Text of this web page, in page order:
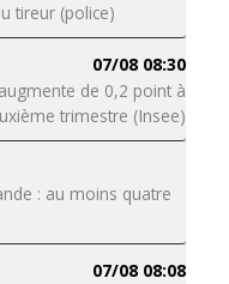
tireur (police)
07/08 08:30
de 0,2 point à
trimestre (Insee)
: au moins quatre
07/08 08:08